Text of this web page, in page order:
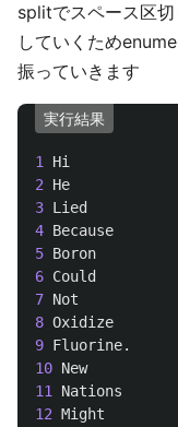
splitでスペース区
していくため
振っていきます
実行結果
1
Hi
2
He
3 Lied
4 Because
5 Boron
6 Could
7 Not
8 Oxidize
9 Fluorine.
10 New
11
Nations
12 Might